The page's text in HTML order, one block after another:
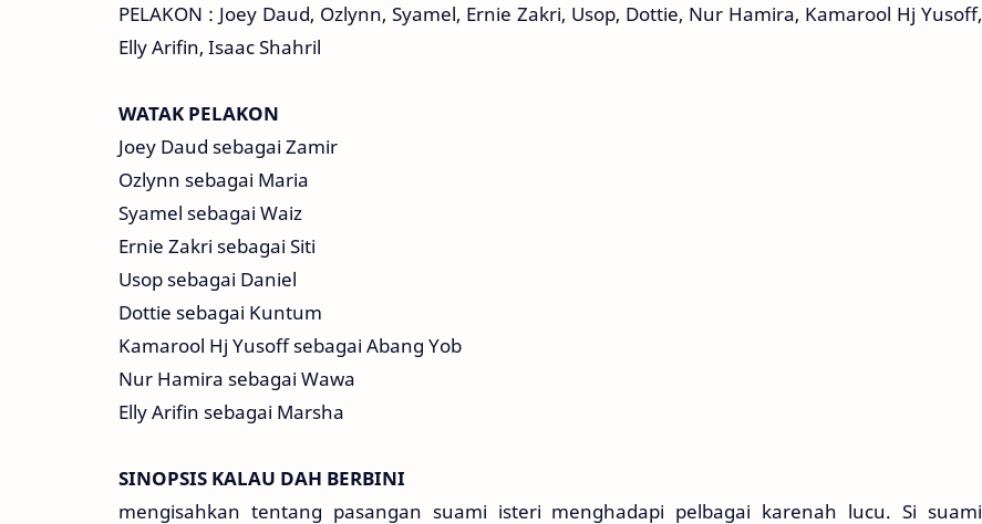
PELAKON : Joey Daud, Ozlynn, Syamel, Ernie Zakri, Usop, Dottie, Nur Hamira, Kamarool Hj Yusoff,
Elly Arifin, Isaac Shahril
WATAK PELAKON
Joey Daud sebagai Zamir
Ozlynn sebagai Maria
Syamel sebagai Waiz
Ernie Zakri sebagai Siti
Usop sebagai Daniel
Dottie sebagai Kuntum
Kamarool Hj Yusoff sebagai Abang Yob
Nur Hamira sebagai Wawa
Elly Arifin sebagai Marsha
SINOPSIS KALAU DAH BERBINI
mengisahkan tentang pasangan suami isteri menghadapi pelbagai karenah lucu. Si suami